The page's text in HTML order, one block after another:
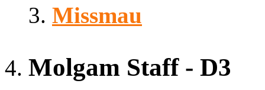
Missmau
Molgam Staff - D3